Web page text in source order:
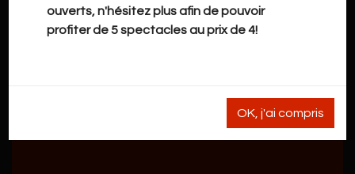
ouverts, n'hésitez plus afin de pouvoir
profiter de 5 spectacles au prix de 4!
OK, j'ai compris